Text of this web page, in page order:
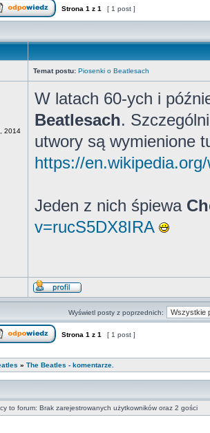
Strona 1 z 1 [ 1 post ]
Temat postu: Piosenki o Beatlesach
2014
W latach 60-ych i
Beatlesach.
utwory są wymienione
https://
Jeden z nich śpiewa
v=rucS5DX8IRA
Wyświetl posty z poprzednich:
Strona 1 z 1 [ 1 post ]
» The Beatles - komentarze.
to forum: Brak zarejestrowanych użytkowników oraz 2 gości